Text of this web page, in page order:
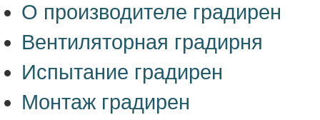
О производителе градирен
Вентиляторная градирня
Испытание градирен
Монтаж градирен